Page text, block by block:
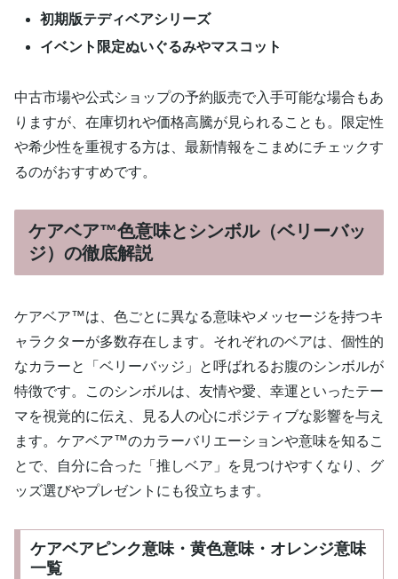
初期版テディベアシリーズ
イベント限定ぬいぐるみやマスコット
中古市場や公式ショップの予約販売で入手可能な場合もあ
りますが、在庫切れや価格高騰が見られることも。限定性
や希少性を重視する方は、最新情報をこまめにチェックす
るのがおすすめです。
ケアベア™色意味とシンボル（ベリーバッ
ジ）の徹底解説
ケアベア™は、色ごとに異なる意味やメッセージを持つキ
ャラクターが多数存在します。それぞれのベアは、個性的
なカラーと「ベリーバッジ」と呼ばれるお腹のシンボルが
特徴です。このシンボルは、友情や愛、幸運といったテー
マを視覚的に伝え、見る人の心にポジティブな影響を与え
ます。ケアベア™のカラーバリエーションや意味を知るこ
とで、自分に合った「推しベア」を見つけやすくなり、グ
ッズ選びやプレゼントにも役立ちます。
ケアベアピンク意味・黄色意味・オレンジ意味
一覧